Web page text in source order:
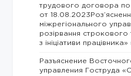
трудового договора
от
міжрегіонального
розірвання
з ініціативи
Разъяснение
управления Гоструда